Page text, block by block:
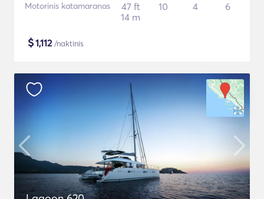
Motorinis katamaranas
47 ft
14 m
10 4 6
$1,112/naktinis